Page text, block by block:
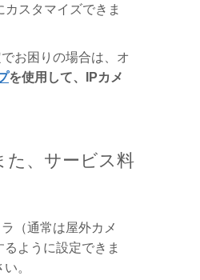
スタマイズできま
お困りの場合は、オ
を使用して、IPカメ
た、サービス料
（通常は屋外カメ
ように設定できま
。